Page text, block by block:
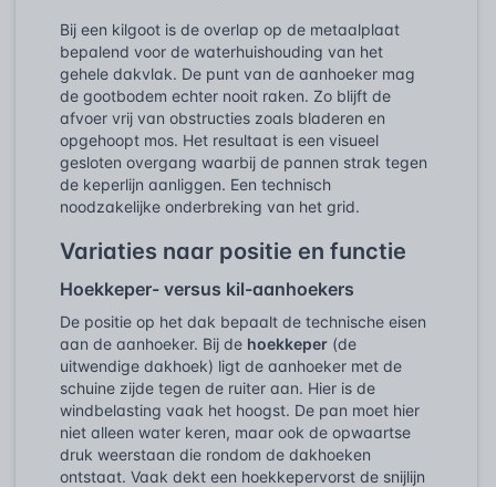
Bij een kilgoot is de overlap op de metaalplaat
bepalend voor de waterhuishouding van het
gehele dakvlak. De punt van de aanhoeker mag
de gootbodem echter nooit raken. Zo blijft de
afvoer vrij van obstructies zoals bladeren en
opgehoopt mos. Het resultaat is een visueel
gesloten overgang waarbij de pannen strak tegen
de keperlijn aanliggen. Een technisch
noodzakelijke onderbreking van het grid.
Variaties naar positie en functie
Hoekkeper- versus kil-aanhoekers
De positie op het dak bepaalt de technische eisen
aan de aanhoeker. Bij de hoekkeper (de
uitwendige dakhoek) ligt de aanhoeker met de
schuine zijde tegen de ruiter aan. Hier is de
windbelasting vaak het hoogst. De pan moet hier
niet alleen water keren, maar ook de opwaartse
druk weerstaan die rondom de dakhoeken
ontstaat. Vaak dekt een hoekkepervorst de snijlijn